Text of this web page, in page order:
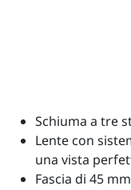
Schiuma a tre
Lente con
una vista
Fascia di 45